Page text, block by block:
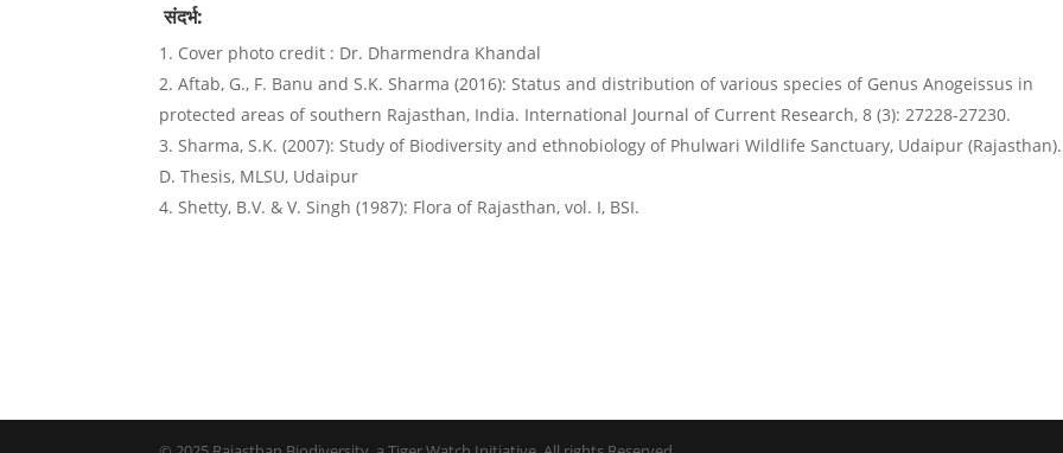
संदर्भ:
Cover photo credit : Dr. Dharmendra Khandal
Aftab, G., F. Banu and S.K. Sharma (2016): Status and distribution of various species of Genus Anogeissus in
protected areas of southern Rajasthan, India. International Journal of Current Research, 8 (3): 27228-27230.
Sharma, S.K. (2007): Study of Biodiversity and ethnobiology of Phulwari Wildlife Sanctuary, Udaipur
D. Thesis, MLSU, Udaipur
Shetty, B.V. & V. Singh (1987): Flora of Rajasthan, vol. I, BSI.